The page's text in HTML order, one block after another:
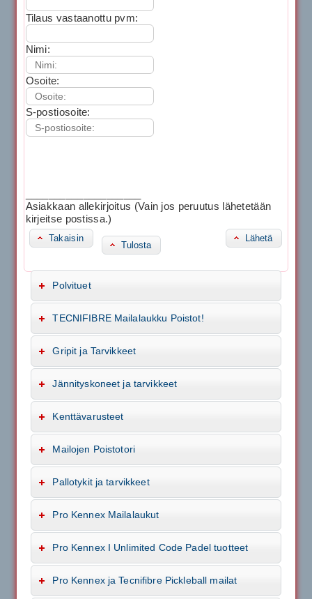
Tilaus vastaanottu pvm:
Nimi:
Osoite:
S-postiosoite:
Asiakkaan allekirjoitus (Vain jos peruutus lähetetään
kirjeitse postissa.)
Takaisin Lähetä
Tulosta
Polvituet
TECNIFIBRE Mailalaukku Poistot!
Gripit ja Tarvikkeet
Jännityskoneet ja tarvikkeet
Kenttävarusteet
Mailojen Poistotori
Pallotykit ja tarvikkeet
Pro Kennex Mailalaukut
Pro Kennex I Unlimited Code Padel tuotteet
Pro Kennex ja Tecnifibre Pickleball mailat